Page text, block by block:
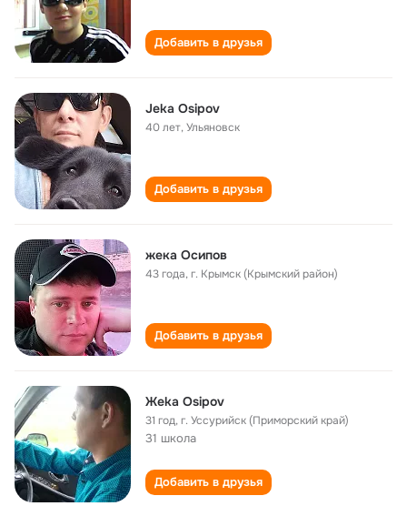
Добавить в друзья
Jeka Osipov
40 лет,Ульяновск
Добавить в друзья
жека Осипов
43 года,г. Крымск (Крымский район)
Добавить в друзья
Жeka Osipov
31 год,г. Уссурийск (Приморский край)
31 школа
Добавить в друзья